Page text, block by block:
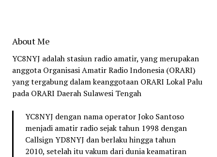
About Me
YC8NYJ adalah stasiun radio amatir, yang merupakan
anggota Organisasi Amatir Radio Indonesia (ORARI)
yang tergabung dalam keanggotaan ORARI Lokal Palu
pada ORARI Daerah Sulawesi Tengah
YC8NYJ dengan nama operator Joko Santoso
menjadi amatir radio sejak tahun 1998 dengan
Callsign YD8NYJ dan berlaku hingga tahun
2010, setelah itu vakum dari dunia keamatiran